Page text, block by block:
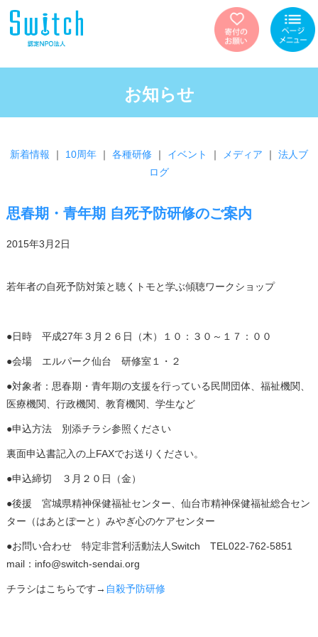
お知らせ
新着情報 ｜ 10周年｜ 各種研修｜ イベント ｜ メディア ｜ 法人ブ
ログ
思春期・青年期 自死予防研修のご案内
2015年3月2日
若年者の自死予防対策と聴くトモと学ぶ傾聴ワークショップ
●日時 平成27年３月２６日（木）１０：３０～１７：００
●会場 エルパーク仙台 研修室１・２
●対象者：思春期・青年期の支援を行っている民間団体、福祉機関、
医療機関、行政機関、教育機関、学生など
●申込方法 別添チラシ参照ください
裏面申込書記入の上FAXでお送りください。
●申込締切 ３月２０日（金）
●後援 宮城県精神保健福祉センター、仙台市精神保健福祉総合セン
ター（はあとぽーと）みやぎ心のケアセンター
●お問い合わせ 特定非営利活動法人Switch TEL022-762-5851
mail：info@switch-sendai.org
チラシはこちらです→ 自殺予防研修